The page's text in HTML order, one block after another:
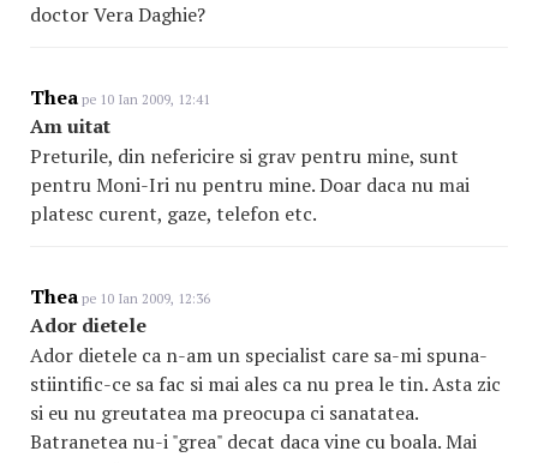
doctor Vera Daghie?
Thea pe 10 Ian 2009, 12:41
Am uitat
Preturile, din nefericire si grav pentru mine, sunt
pentru Moni-Iri nu pentru mine. Doar daca nu mai
platesc curent, gaze, telefon etc.
Thea pe 10 Ian 2009, 12:36
Ador dietele
Ador dietele ca n-am un specialist care sa-mi spuna-
stiintific-ce sa fac si mai ales ca nu prea le tin. Asta zic
si eu nu greutatea ma preocupa ci sanatatea.
Batranetea nu-i "grea" decat daca vine cu boala. Mai